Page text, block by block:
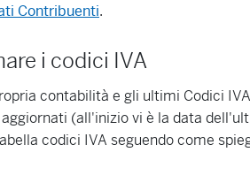
Contribuenti.
i codici IVA
contabilità e gli ultimi Codici
(all'inizio vi è la data
codici IVA seguendo come